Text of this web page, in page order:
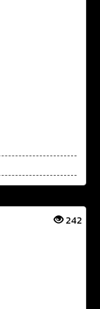
242